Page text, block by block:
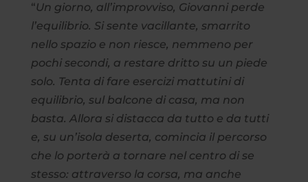
“Un giorno, all’improvviso, Giovanni perde
l’equilibrio. Si sente vacillante, smarrito
nello spazio e non riesce, nemmeno per
pochi secondi, a restare dritto su un piede
solo. Tenta di fare esercizi mattutini di
equilibrio, sul balcone di casa, ma non
basta. Allora si distacca da tutto e da tutti
e, su un’isola deserta, comincia il percorso
che lo porterà a tornare nel centro di se
stesso: attraverso la corsa, ma anche